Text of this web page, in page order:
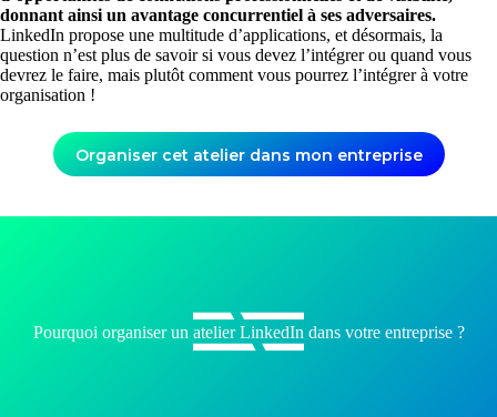
donnant ainsi un avantage concurrentiel à ses adversaires.
LinkedIn propose une multitude d’applications, et désormais, la
question n’est plus de savoir si vous devez l’intégrer ou quand vous
devrez le faire, mais plutôt comment vous pourrez l’intégrer à votre
organisation !
Organiser cet atelier dans mon entreprise
Pourquoi organiser un atelier LinkedIn dans votre entreprise ?